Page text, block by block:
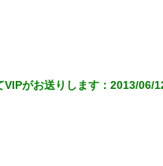
VIPがお送りします ：2013/06/